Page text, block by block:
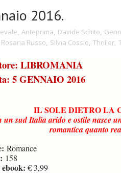
2016.
, Anteprima, Davide Schito,
Rosaria Russo, Silvia Cossio, Thriller,
LIBROMANIA
5 GENNAIO 2016
IL SOLE DIETRO LA
un sud Italia arido e ostile nasce
romantica quanto
Romance
158
€ 3,99